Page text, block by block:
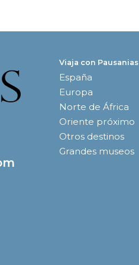
Viaja con Pausanias
España
Europa
Norte de África
Oriente próximo
Otros destinos
Grandes museos